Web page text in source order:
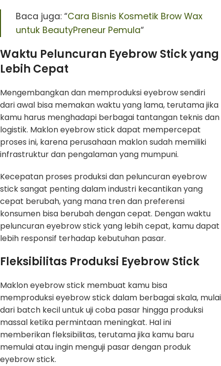
Baca juga: “Cara Bisnis Kosmetik Brow Wax
untuk BeautyPreneur Pemula“
Waktu Peluncuran Eyebrow Stick yang
Lebih Cepat
Mengembangkan dan memproduksi eyebrow sendiri
dari awal bisa memakan waktu yang lama, terutama jika
kamu harus menghadapi berbagai tantangan teknis dan
logistik. Maklon eyebrow stick dapat mempercepat
proses ini, karena perusahaan maklon sudah memiliki
infrastruktur dan pengalaman yang mumpuni.
Kecepatan proses produksi dan peluncuran eyebrow
stick sangat penting dalam industri kecantikan yang
cepat berubah, yang mana tren dan preferensi
konsumen bisa berubah dengan cepat. Dengan waktu
peluncuran eyebrow stick yang lebih cepat, kamu dapat
lebih responsif terhadap kebutuhan pasar.
Fleksibilitas Produksi Eyebrow Stick
Maklon eyebrow stick membuat kamu bisa
memproduksi eyebrow stick dalam berbagai skala, mulai
dari batch kecil untuk uji coba pasar hingga produksi
massal ketika permintaan meningkat. Hal ini
memberikan fleksibilitas, terutama jika kamu baru
memulai atau ingin menguji pasar dengan produk
eyebrow stick.